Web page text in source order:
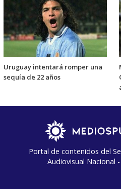
Uruguay intentará romper una
sequía de 22 años
Portal de contenidos del
Audiovisual Nacional